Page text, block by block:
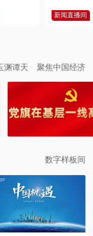
新闻直播间
渊谭天 聚焦中国经济
数字样板间